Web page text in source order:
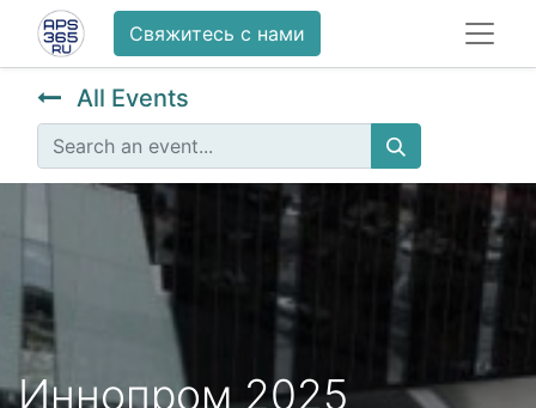
Свяжитесь с нами
All Events
Иннопром 2025